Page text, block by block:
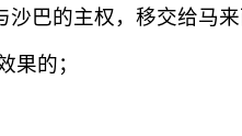
的主权，移交给马来
的；